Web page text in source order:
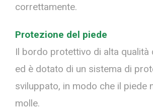
correttamente.
Protezione del piede
Il bordo protettivo di alta
ed è dotato di un sistema di
sviluppato, in modo che il piede
molle.